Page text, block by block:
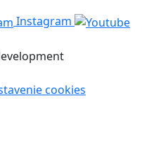
Instagram
cookies